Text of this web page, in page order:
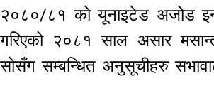
२०८०/८१ को यूनाइटेड अजोड
२०८१ साल असार
सम्बन्धित अनुसूचीहरु